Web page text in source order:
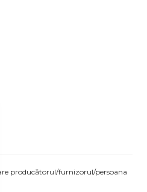
producătorul/furnizorul/persoana